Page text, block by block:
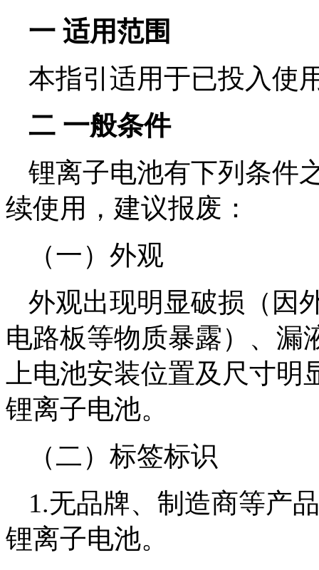
一 适用范围
本指引适用于已投入使
二 一般条件
锂离子电池有下列条件
续使用，建议报废：
（一）外观
外观出现明显破损（因
电路板等物质暴露）、漏
上电池安装位置及尺寸
锂离子电池。
（二）标签标识
1.无品牌、制造商等产
锂离子电池。